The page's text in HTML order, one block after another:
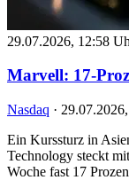
29.07.2026, 12:58
Marvell: 17-
Nasdaq ·
Ein Kurssturz in
Technology steckt
Woche fast 17